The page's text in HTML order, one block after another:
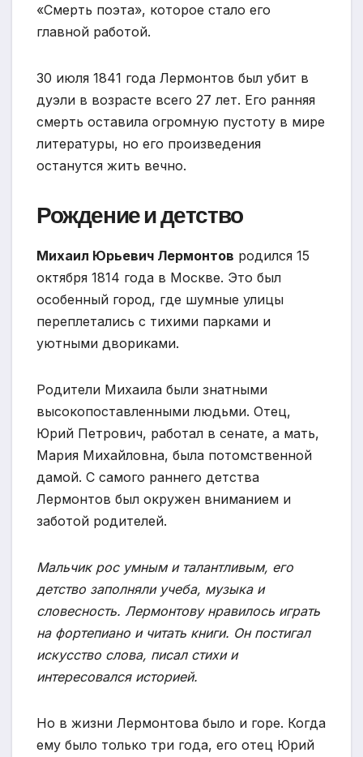
«Смерть поэта», которое стало его
главной работой.
30 июля 1841 года Лермонтов был убит в
дуэли в возрасте всего 27 лет. Его ранняя
смерть оставила огромную пустоту в мире
литературы, но его произведения
останутся жить вечно.
Рождение и детство
Михаил Юрьевич Лермонтов родился 15
октября 1814 года в Москве. Это был
особенный город, где шумные улицы
переплетались с тихими парками и
уютными двориками.
Родители Михаила были знатными
высокопоставленными людьми. Отец,
Юрий Петрович, работал в сенате, а мать,
Мария Михайловна, была потомственной
дамой. С самого раннего детства
Лермонтов был окружен вниманием и
заботой родителей.
Мальчик рос умным и талантливым, его
детство заполняли учеба, музыка и
словесность. Лермонтову нравилось играть
на фортепиано и читать книги. Он постигал
искусство слова, писал стихи и
интересовался историей.
Но в жизни Лермонтова было и горе. Когда
ему было только три года, его отец Юрий